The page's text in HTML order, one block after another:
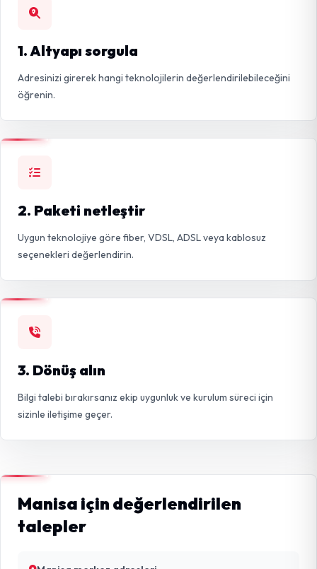
1. Altyapı sorgula
Adresinizi girerek hangi teknolojilerin değerlendirilebileceğini
öğrenin.
2. Paketi netleştir
Uygun teknolojiye göre fiber, VDSL, ADSL veya kablosuz
seçenekleri değerlendirin.
3. Dönüş alın
Bilgi talebi bırakırsanız ekip uygunluk ve kurulum süreci için
sizinle iletişime geçer.
Manisa için değerlendirilen
talepler